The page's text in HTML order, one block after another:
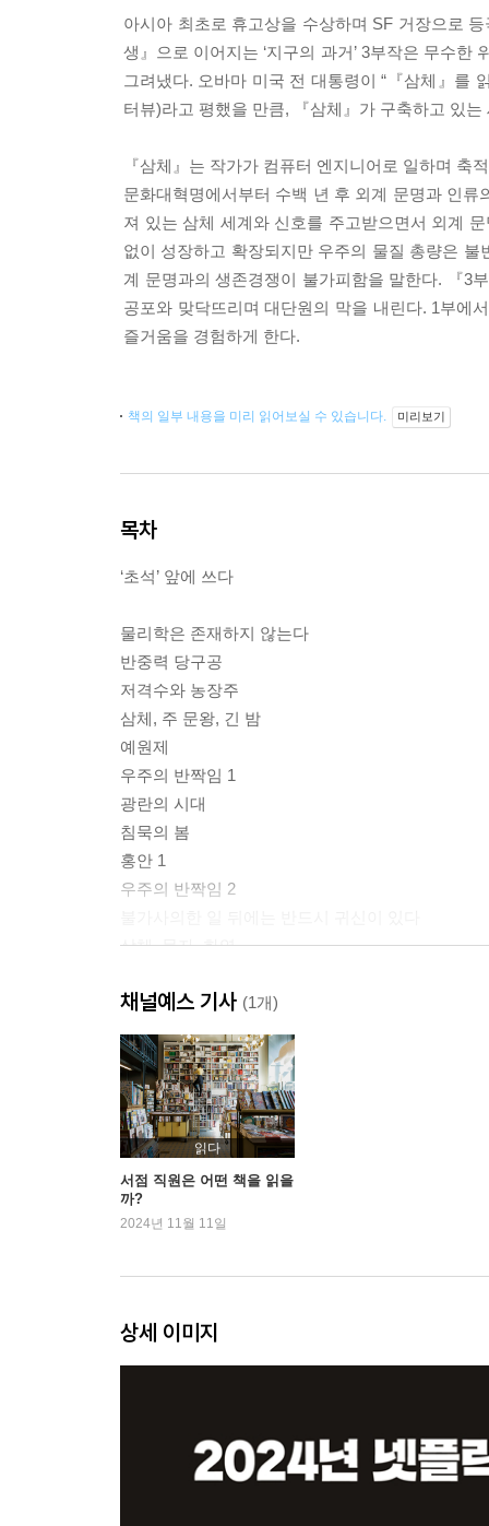
아시아 최초로 휴고상을 수상하며 SF 거장으로
생』으로 이어지는 ‘지구의 과거’ 3부작은 무수한
그려냈다. 오바마 미국 전 대통령이 “『삼체』를
터뷰)라고 평했을 만큼, 『삼체』가 구축하고 있
『삼체』는 작가가 컴퓨터 엔지니어로 일하며
문화대혁명에서부터 수백 년 후 외계 문명과 인
져 있는 삼체 세계와 신호를 주고받으면서 외계
없이 성장하고 확장되지만 우주의 물질 총량은 불
계 문명과의 생존경쟁이 불가피함을 말한다. 『3
공포와 맞닥뜨리며 대단원의 막을 내린다. 1부에
즐거움을 경험하게 한다.
책의 일부 내용을 미리 읽어보실 수 있습니다. 미리보기
목차
‘초석’ 앞에 쓰다
물리학은 존재하지 않는다
반중력 당구공
저격수와 농장주
삼체, 주 문왕, 긴 밤
예원제
우주의 반짝임 1
광란의 시대
침묵의 봄
홍안 1
우주의 반짝임 2
삼체, 묵자, 화염
홍안 3
홍안 4
삼체, 코페르니쿠스, 우주의 럭비, 세 개의 태양
삼체문제
삼체, 뉴턴, 폰 노이만, 진시황, 일직선으로 늘어선
회합
삼체, 아인슈타인, 단진자, 대분열
삼체, 원정
지구 반군
레이즈청과 양웨이닝의 죽음
누구도 참회하지 않는다
지구 삼체 운동
두 개의 양성자
채널예스 기사 (1개)
읽다
서점 직원은 어떤 책을 읽을
까?
2024년 11월 11일
상세 이미지